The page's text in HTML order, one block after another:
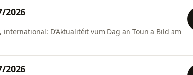
2026
D’Aktualitéit vum Dag an Toun a Bild am
2026